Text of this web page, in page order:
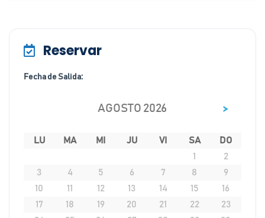
Reservar
Fecha de Salida:
AGOSTO 2026 >
LU MA MI JU VI SA
DO
1
2
3
4 5 6 7 8
9
10
11 12 13 14 15
16
17
18 19 20 21 22
23